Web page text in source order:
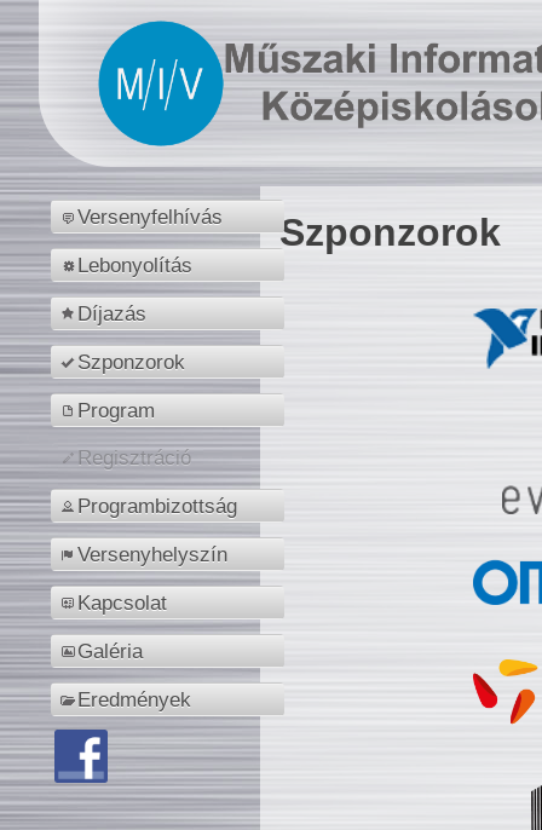
Versenyfelhívás
Lebonyolítás
Díjazás
Szponzorok
Program
Regisztráció
Programbizottság
Versenyhelyszín
Kapcsolat
Galéria
Eredmények
Szponzorok